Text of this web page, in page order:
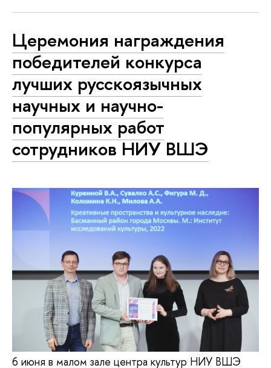
Церемония награждения
победителей конкурса
лучших русскоязычных
научных и научно-
популярных работ
сотрудников НИУ ВШЭ
6 июня в малом зале центра культур НИУ ВШЭ